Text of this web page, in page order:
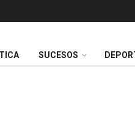
SUCESOS